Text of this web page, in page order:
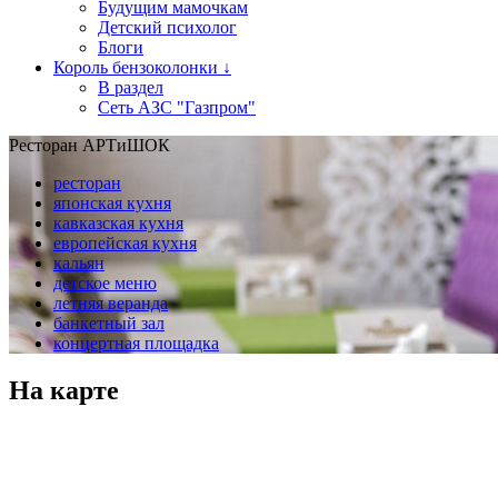
Будущим мамочкам
Детский психолог
Блоги
Король бензоколонки ↓
В раздел
Сеть АЗС "Газпром"
Ресторан АРТиШОК
ресторан
японская кухня
кавказская кухня
европейская кухня
кальян
детское меню
летняя веранда
банкетный зал
концертная площадка
На карте